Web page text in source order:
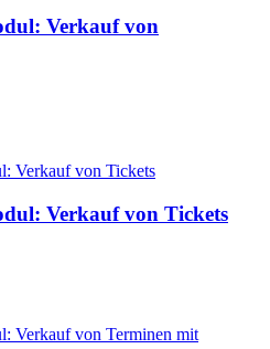
Verkauf von
Verkauf von Tickets